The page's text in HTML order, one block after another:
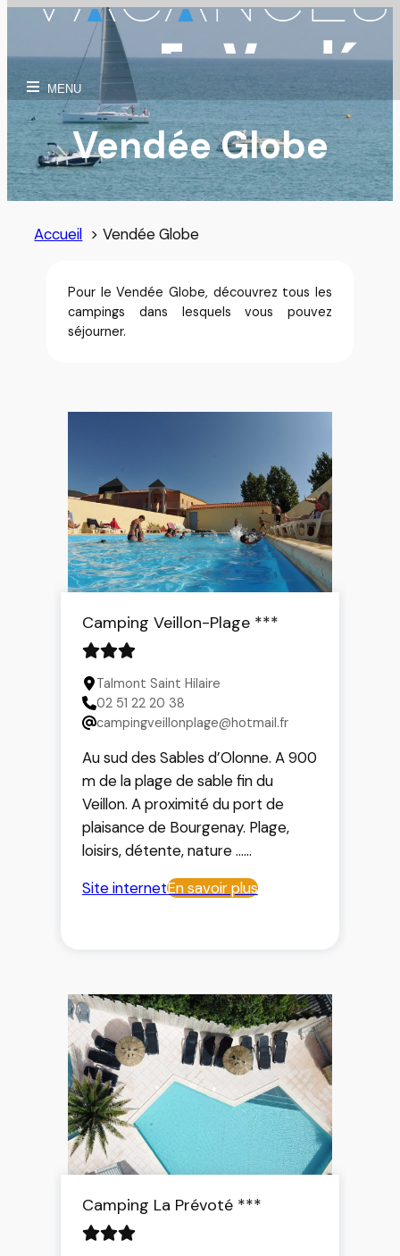
contenu
MENU
Vendée Globe
Accueil Vendée Globe
Pour le Vendée Globe, découvrez tous les
campings dans lesquels vous pouvez
séjourner.
Camping Veillon-Plage ***
Talmont Saint Hilaire
02 51 22 20 38
campingveillonplage@hotmail.fr
Au sud des Sables d’Olonne. A 900
m de la plage de sable fin du
Veillon. A proximité du port de
plaisance de Bourgenay. Plage,
loisirs, détente, nature …
Animations club enfant Juillet/aout
Camping familial et calme avec
Location de mobil-homes et
chalets bois, emplacements
camping, vous pouvez aussi
acheter votre résidence mobile
(mobil-home) et louer votre
emplacement à l’année…
Site internetEn savoir plus
Camping La Prévoté ***